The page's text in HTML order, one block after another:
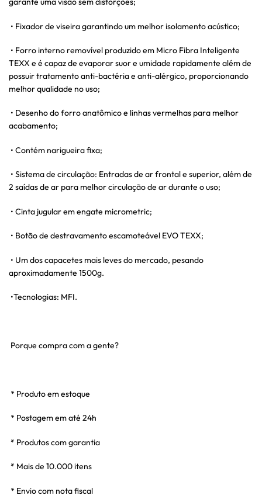
• Fixador de viseira garantindo um melhor isolamento acústico;
• Forro interno removível produzido em Micro Fibra Inteligente
TEXX e é capaz de evaporar suor e umidade rapidamente além de
possuir tratamento anti-bactéria e anti-alérgico, proporcionando
melhor qualidade no uso;
• Desenho do forro anatômico e linhas vermelhas para melhor
acabamento;
• Contém narigueira fixa;
• Sistema de circulação: Entradas de ar frontal e superior, além de
2 saídas de ar para melhor circulação de ar durante o uso;
• Cinta jugular em engate micrometric;
• Botão de destravamento escamoteável EVO TEXX;
• Um dos capacetes mais leves do mercado, pesando
aproximadamente 1500g.
•Tecnologias: MFI.
Porque compra com a gente?
* Produto em estoque
* Postagem em até 24h
* Produtos com garantia
* Mais de 10.000 itens
* Envio com nota fiscal